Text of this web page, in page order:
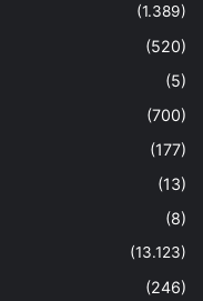
(1.389)
(520)
(5)
(700)
(177)
(13)
(8)
(13.123)
(246)